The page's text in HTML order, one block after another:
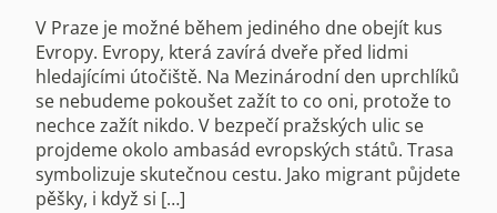
V Praze je možné během jediného dne obejít kus
Evropy. Evropy, která zavírá dveře před lidmi
hledajícími útočiště. Na Mezinárodní den uprchlíků
se nebudeme pokoušet zažít to co oni, protože to
nechce zažít nikdo. V bezpečí pražských ulic se
projdeme okolo ambasád evropských států. Trasa
symbolizuje skutečnou cestu. Jako migrant půjdete
pěšky, i když si […]